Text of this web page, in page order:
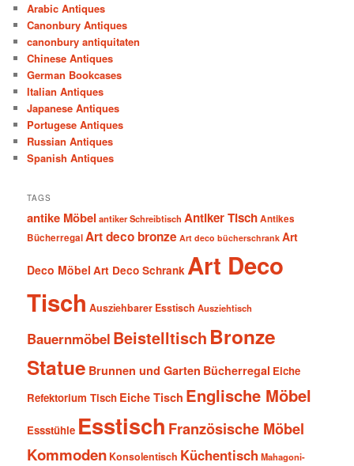
Arabic Antiques
Canonbury Antiques
canonbury antiquitaten
Chinese Antiques
German Bookcases
Italian Antiques
Japanese Antiques
Portugese Antiques
Russian Antiques
Spanish Antiques
TAGS
antike Möbel antiker Schreibtisch Antiker TischAntikes
BücherregalArt deco bronze Art deco bücherschrank Art
Deco Möbel Art Deco Schrank Art Deco
Tisch Ausziehbarer Esstisch Ausziehtisch
Bauernmöbel Beistelltisch Bronze
Statue Brunnen und Garten Bücherregal Eiche
Refektorium Tisch Eiche Tisch Englische Möbel
Essstühle Esstisch Französische Möbel
Kommoden Konsolentisch Küchentisch Mahagoni-